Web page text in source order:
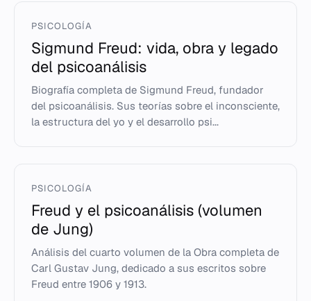
PSICOLOGÍA
Sigmund Freud: vida, obra y legado
del psicoanálisis
Biografía completa de Sigmund Freud, fundador
del psicoanálisis. Sus teorías sobre el inconsciente,
la estructura del yo y el desarrollo psi...
PSICOLOGÍA
Freud y el psicoanálisis (volumen
de Jung)
Análisis del cuarto volumen de la Obra completa de
Carl Gustav Jung, dedicado a sus escritos sobre
Freud entre 1906 y 1913.